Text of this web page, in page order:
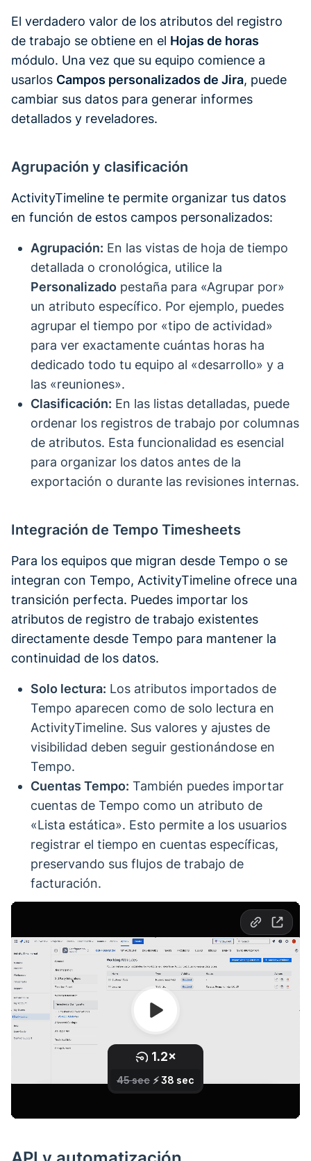
El verdadero valor de los atributos del registro
de trabajo se obtiene en el Hojas de horas
módulo. Una vez que su equipo comience a
usarlos Campos personalizados de Jira, puede
cambiar sus datos para generar informes
detallados y reveladores.
Agrupación y clasificación
ActivityTimeline te permite organizar tus datos
en función de estos campos personalizados:
Agrupación: En las vistas de hoja de tiempo
detallada o cronológica, utilice la
Personalizado pestaña para «Agrupar por»
un atributo específico. Por ejemplo, puedes
agrupar el tiempo por «tipo de actividad»
para ver exactamente cuántas horas ha
dedicado todo tu equipo al «desarrollo» y a
las «reuniones».
Clasificación: En las listas detalladas, puede
ordenar los registros de trabajo por columnas
de atributos. Esta funcionalidad es esencial
para organizar los datos antes de la
exportación o durante las revisiones internas.
Integración de Tempo Timesheets
Para los equipos que migran desde Tempo o se
integran con Tempo, ActivityTimeline ofrece una
transición perfecta. Puedes importar los
atributos de registro de trabajo existentes
directamente desde Tempo para mantener la
continuidad de los datos.
Solo lectura: Los atributos importados de
Tempo aparecen como de solo lectura en
ActivityTimeline. Sus valores y ajustes de
visibilidad deben seguir gestionándose en
Tempo.
Cuentas Tempo: También puedes importar
cuentas de Tempo como un atributo de
«Lista estática». Esto permite a los usuarios
registrar el tiempo en cuentas específicas,
preservando sus flujos de trabajo de
facturación.